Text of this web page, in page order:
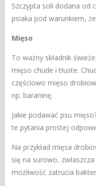
Szczypta soli dodana od
psiaka pod warunkiem,
Mięso
To ważny składnik
mięso chude i tłuste.
częściowo mięso
np. baraninę.
Jakie podawać psu
te pytania prostej
Na przykład mięsa
się na surowo,
możliwość zatrucia